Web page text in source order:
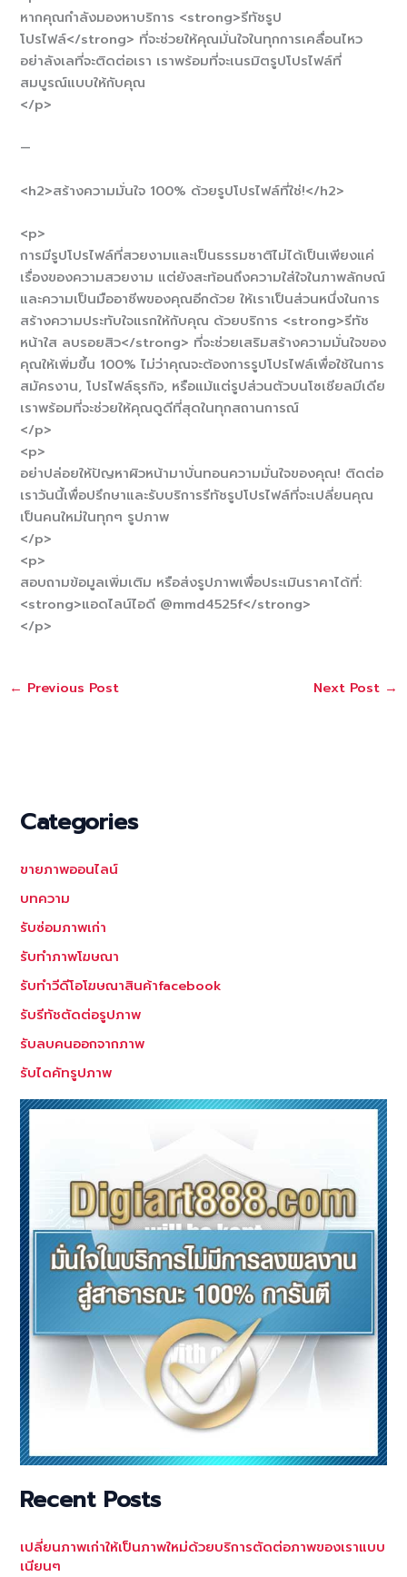
หากคุณกำลังมองหาบริการ <strong>รีทัชรูป
โปรไฟล์</strong> ที่จะช่วยให้คุณมั่นใจในทุกการเคลื่อนไหว
อย่าลังเลที่จะติดต่อเรา เราพร้อมที่จะเนรมิตรูปโปรไฟล์ที่
สมบูรณ์แบบให้กับคุณ
</p>
—
<h2>สร้างความมั่นใจ 100% ด้วยรูปโปรไฟล์ที่ใช่!</h2>
<p>
การมีรูปโปรไฟล์ที่สวยงามและเป็นธรรมชาติไม่ได้เป็นเพียงแค่
เรื่องของความสวยงาม แต่ยังสะท้อนถึงความใส่ใจในภาพลักษณ์
และความเป็นมืออาชีพของคุณอีกด้วย ให้เราเป็นส่วนหนึ่งในการ
สร้างความประทับใจแรกให้กับคุณ ด้วยบริการ <strong>รีทัช
หน้าใส ลบรอยสิว</strong> ที่จะช่วยเสริมสร้างความมั่นใจของ
คุณให้เพิ่มขึ้น 100% ไม่ว่าคุณจะต้องการรูปโปรไฟล์เพื่อใช้ในการ
สมัครงาน, โปรไฟล์ธุรกิจ, หรือแม้แต่รูปส่วนตัวบนโซเชียลมีเดีย
เราพร้อมที่จะช่วยให้คุณดูดีที่สุดในทุกสถานการณ์
</p>
<p>
อย่าปล่อยให้ปัญหาผิวหน้ามาบั่นทอนความมั่นใจของคุณ! ติดต่อ
เราวันนี้เพื่อปรึกษาและรับบริการรีทัชรูปโปรไฟล์ที่จะเปลี่ยนคุณ
เป็นคนใหม่ในทุกๆ รูปภาพ
</p>
<p>
สอบถามข้อมูลเพิ่มเติม หรือส่งรูปภาพเพื่อประเมินราคาได้ที่:
<strong>แอดไลน์ไอดี @mmd4525f</strong>
</p>
← Previous Post Next Post →
Categories
ขายภาพออนไลน์
บทความ
รับซ่อมภาพเก่า
รับทำภาพโฆษณา
รับทำวีดีโอโฆษณาสินค้าfacebook
รับรีทัชตัดต่อรูปภาพ
รับลบคนออกจากภาพ
รับไดคัทรูปภาพ
Recent Posts
เปลี่ยนภาพเก่าให้เป็นภาพใหม่ด้วยบริการตัดต่อภาพของเราแบบ
เนียนๆ